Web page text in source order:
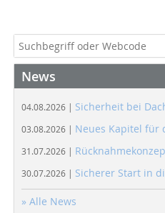
News
04.08.2026 | Sicherheit bei
03.08.2026 | Neues Kapitel für
31.07.2026 |
30.07.2026 | Sicherer Start in
» Alle News